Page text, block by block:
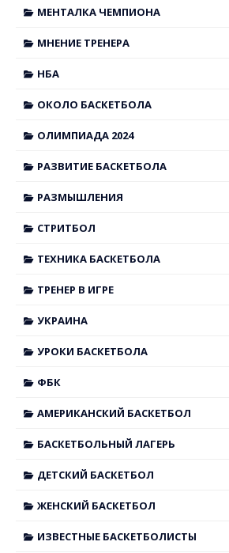
МЕНТАЛКА ЧЕМПИОНА
МНЕНИЕ ТРЕНЕРА
НБА
ОКОЛО БАСКЕТБОЛА
ОЛИМПИАДА 2024
РАЗВИТИЕ БАСКЕТБОЛА
РАЗМЫШЛЕНИЯ
СТРИТБОЛ
ТЕХНИКА БАСКЕТБОЛА
ТРЕНЕР В ИГРЕ
УКРАИНА
УРОКИ БАСКЕТБОЛА
ФБК
АМЕРИКАНСКИЙ БАСКЕТБОЛ
БАСКЕТБОЛЬНЫЙ ЛАГЕРЬ
ДЕТСКИЙ БАСКЕТБОЛ
ЖЕНСКИЙ БАСКЕТБОЛ
ИЗВЕСТНЫЕ БАСКЕТБОЛИСТЫ